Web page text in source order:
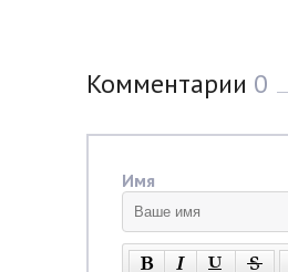
Комментарии 0
Имя